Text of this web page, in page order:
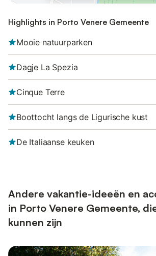
Highlights in Porto Venere Gemeente
Mooie natuurparken
Dagje La Spezia
Cinque Terre
Boottocht langs de Ligurische kust
De Italiaanse keuken
Andere vakantie-ideeën en
in Porto Venere Gemeente,
kunnen zijn